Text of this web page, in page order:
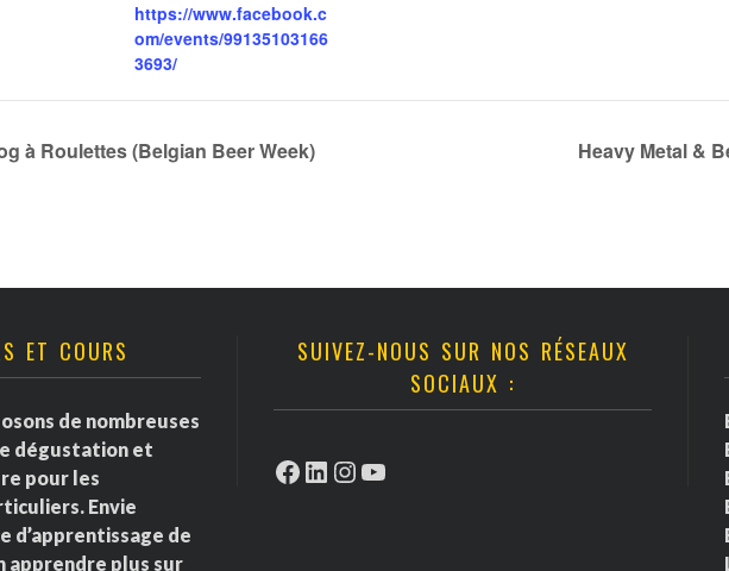
https://www.facebook.c
om/events/99135103166
3693/
à Roulettes (Belgian Beer Week) Heavy Metal &
ET COURS
de nombreuses
dégustation et
pour les
Envie
d’apprentissage de
apprendre plus sur
SUIVEZ-NOUS SUR NOS RÉSEAUX
SOCIAUX :
Facebook
LinkedIn
Instagram
YouTube